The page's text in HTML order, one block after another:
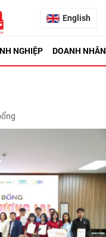
English
NGHIỆP DOANH NHÂN